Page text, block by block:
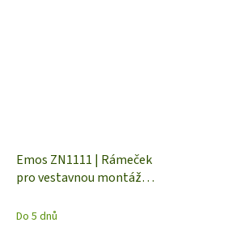
Emos ZN1111 | Rámeček
pro vestavnou montáž
Do 5 dnů